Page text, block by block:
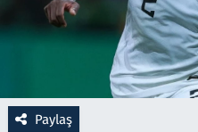
Paylaş
Rüya Tabirleri
Savunma Sanayi